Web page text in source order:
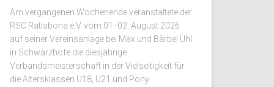
Am vergangenen Wochenende veranstaltete der
RSC Ratisbona e.V. vom 01.-02. August 2026
auf seiner Vereinsanlage bei Max und Bärbel Uhl
in Schwarzhöfe die diesjährige
Verbandsmeisterschaft in der Vielseitigkeit für
die Altersklassen U18, U21 und Pony.